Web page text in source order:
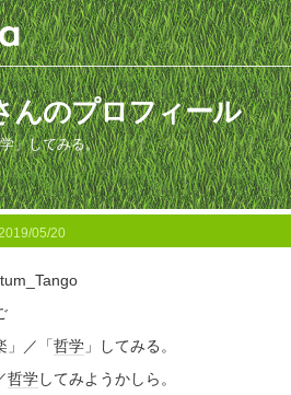
んのプロフィール
」してみる。
2019/05/20
」／「哲学 」してみる。
哲学してみようかしら。